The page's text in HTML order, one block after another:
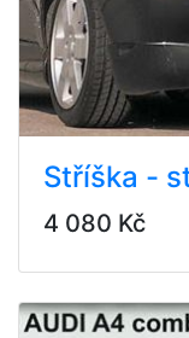
Stříška -
4 080 Kč